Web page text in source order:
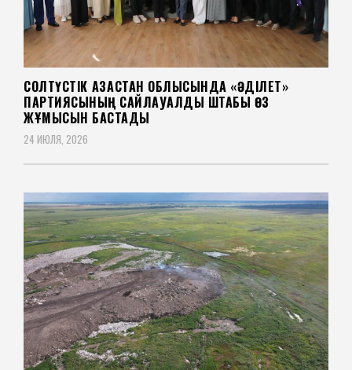
СОЛТҮСТІК ҚАЗАҚСТАН ОБЛЫСЫНДА «ӘДІЛЕТ»
ПАРТИЯСЫНЫҢ САЙЛАУАЛДЫ ШТАБЫ ӨЗ
ЖҰМЫСЫН БАСТАДЫ
24 ИЮЛЯ, 2026